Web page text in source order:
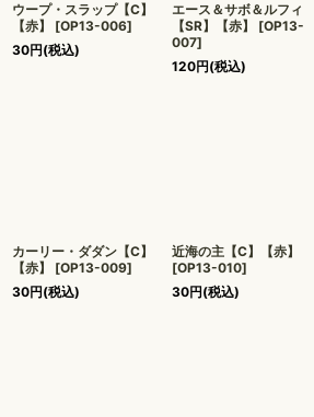
ウープ・スラップ【C】
【赤】
[OP13-006]
30円(税込)
エース＆サボ＆ルフィ
【SR】【赤】
[OP13-
007]
120円(税込)
カーリー・ダダン【C】
【赤】
[OP13-009]
30円(税込)
近海の主【C】【赤】
[OP13-010]
30円(税込)